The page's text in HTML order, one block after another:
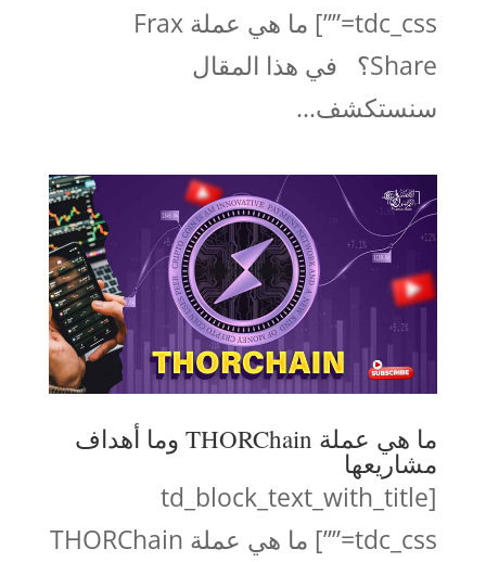
tdc_css=””] ما هي عملة Frax
Share؟ في هذا المقال
سنستكشف...
ما هي عملة THORChain وما أهداف
مشاريعها
[td_block_text_with_title
tdc_css=””] ما هي عملة THORChain